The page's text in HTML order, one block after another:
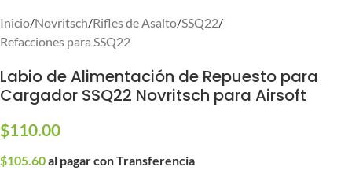
Inicio/Novritsch/Rifles de Asalto/SSQ22/
Refacciones para SSQ22
Labio de Alimentación de Repuesto para
Cargador SSQ22 Novritsch para Airsoft
$110.00
$105.60al pagar con Transferencia